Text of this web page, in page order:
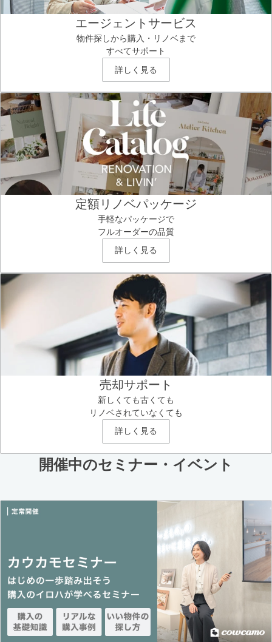
エージェントサービス
物件探しから購入・リノベまで
すべてサポート
詳しく見る
定額リノベパッケージ
手軽なパッケージで
フルオーダーの品質
詳しく見る
売却サポート
新しくても古くても
リノベされていなくても
詳しく見る
開催中のセミナー・イベント